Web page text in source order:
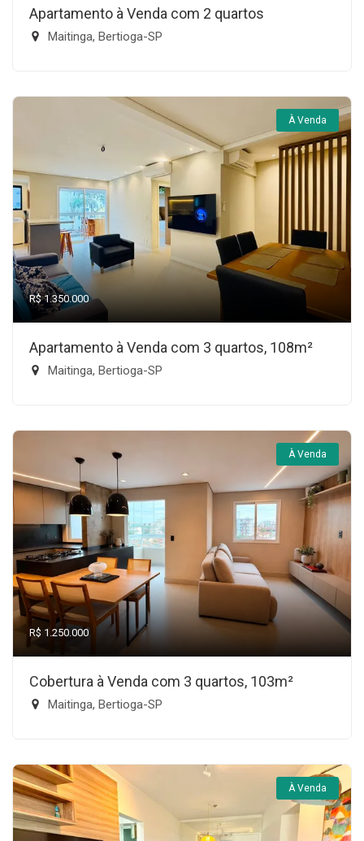
Apartamento à Venda com 2 quartos
Maitinga, Bertioga-SP
À Venda
R$ 1.350.000
Apartamento à Venda com 3 quartos, 108m²
Maitinga, Bertioga-SP
À Venda
R$ 1.250.000
Cobertura à Venda com 3 quartos, 103m²
Maitinga, Bertioga-SP
À Venda